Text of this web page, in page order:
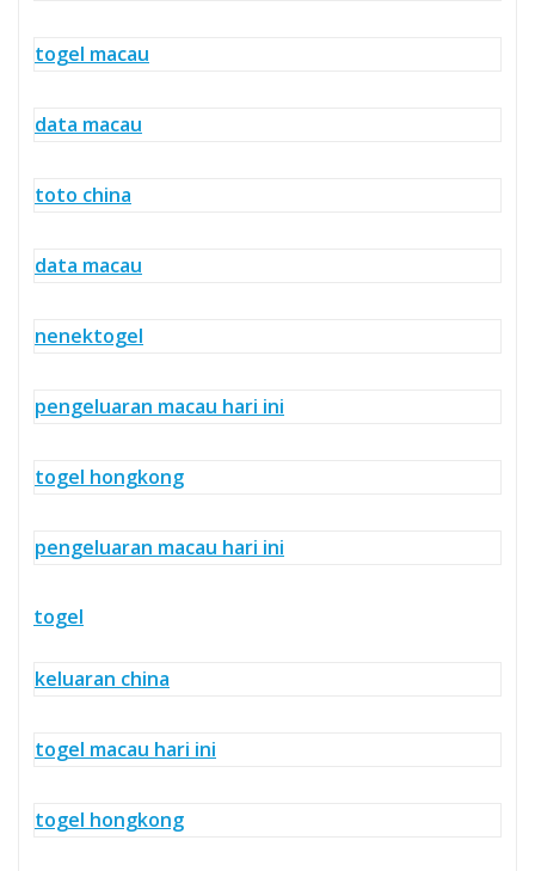
togel macau
data macau
toto china
data macau
nenektogel
pengeluaran macau hari ini
togel hongkong
pengeluaran macau hari ini
togel
keluaran china
togel macau hari ini
togel hongkong